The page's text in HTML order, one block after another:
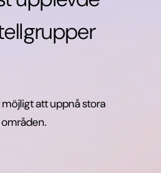
att uppnå stora